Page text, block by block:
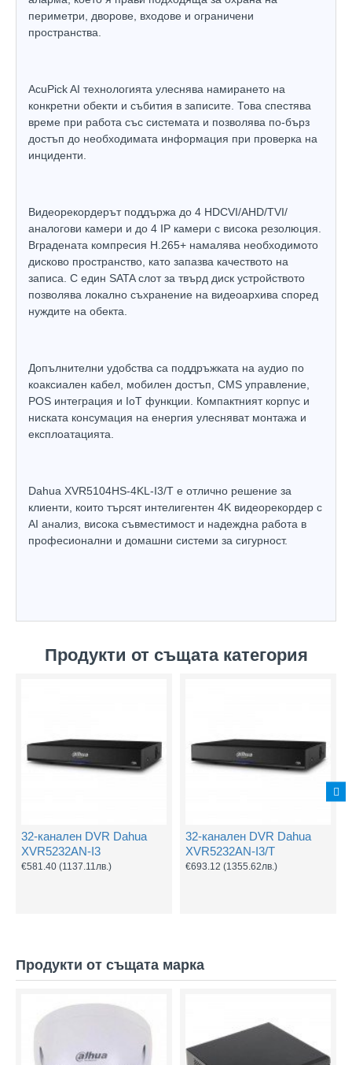
периметри, дворове, входове и ограничени
пространства.
AcuPick AI технологията улеснява намирането на
конкретни обекти и събития в записите. Това спестява
време при работа със системата и позволява по-бърз
достъп до необходимата информация при проверка на
инциденти.
Видеорекордерът поддържа до 4 HDCVI/AHD/TVI/
аналогови камери и до 4 IP камери с висока резолюция.
Вградената компресия H.265+ намалява необходимото
дисково пространство, като запазва качеството на
записа. С един SATA слот за твърд диск устройството
позволява локално съхранение на видеоархива според
нуждите на обекта.
Допълнителни удобства са поддръжката на аудио по
коаксиален кабел, мобилен достъп, CMS управление,
POS интеграция и IoT функции. Компактният корпус и
ниската консумация на енергия улесняват монтажа и
експлоатацията.
Dahua XVR5104HS-4KL-I3/T е отлично решение за
клиенти, които търсят интелигентен 4K видеорекордер с
AI анализ, висока съвместимост и надеждна работа в
професионални и домашни системи за сигурност.
Продукти от същата категория
32-канален DVR Dahua
XVR5232AN-I3
€581.40 (1137.11лв.)
32-канален DVR Dahua
XVR5232AN-I3/Т
€693.12 (1355.62лв.)
Продукти от същата марка